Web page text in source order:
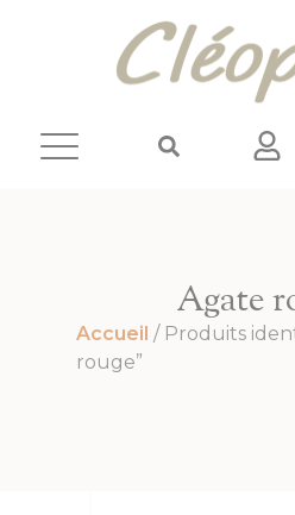
Agate
Accueil / Produits
rouge”